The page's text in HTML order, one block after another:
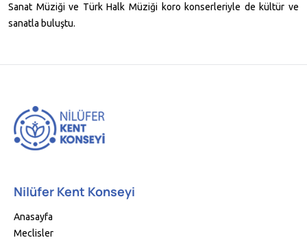
Sanat Müziği ve Türk Halk Müziği koro konserleriyle de kültür ve
sanatla buluştu.
Nilüfer Kent Konseyi
Anasayfa
Meclisler